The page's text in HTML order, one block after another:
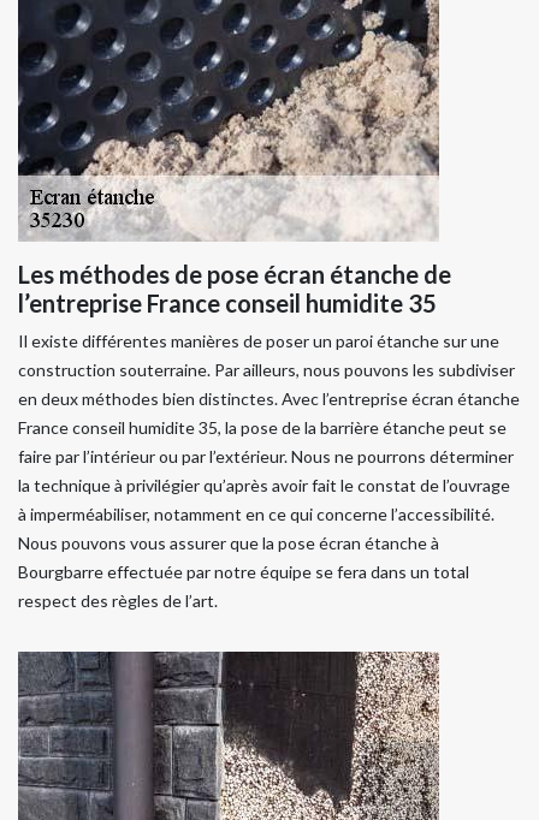
Les méthodes de pose écran étanche de
l’entreprise France conseil humidite 35
Il existe différentes manières de poser un paroi étanche sur une
construction souterraine. Par ailleurs, nous pouvons les subdiviser
en deux méthodes bien distinctes. Avec l’entreprise écran étanche
France conseil humidite 35, la pose de la barrière étanche peut se
faire par l’intérieur ou par l’extérieur. Nous ne pourrons déterminer
la technique à privilégier qu’après avoir fait le constat de l’ouvrage
à imperméabiliser, notamment en ce qui concerne l’accessibilité.
Nous pouvons vous assurer que la pose écran étanche à
Bourgbarre effectuée par notre équipe se fera dans un total
respect des règles de l’art.